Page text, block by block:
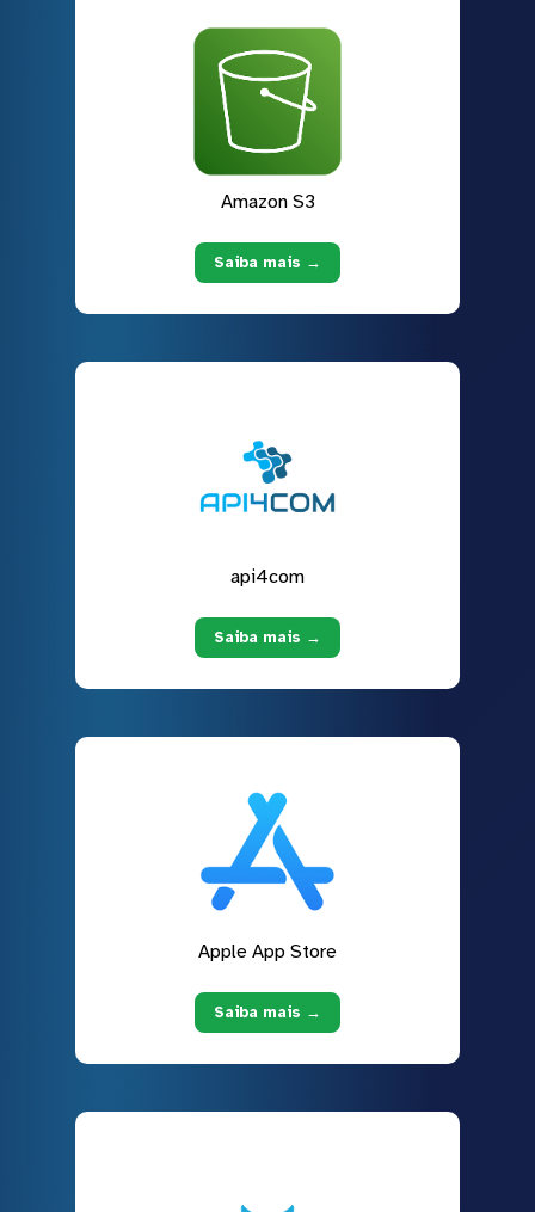
Amazon S3
Saiba mais →
api4com
Saiba mais →
Apple App Store
Saiba mais →